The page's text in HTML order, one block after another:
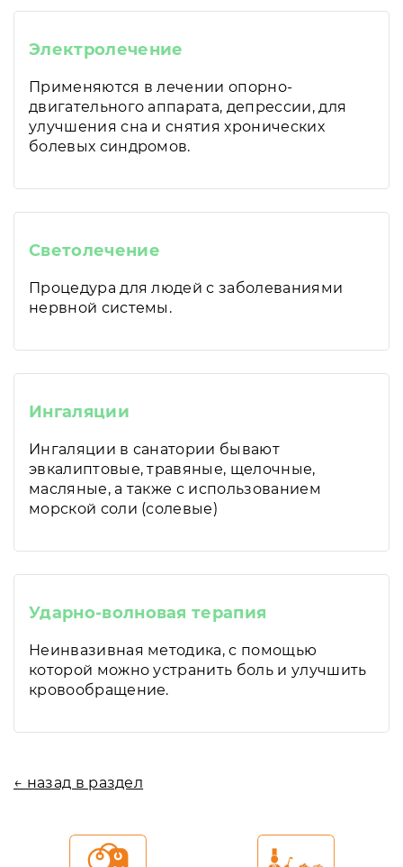
Электролечение
Применяются в лечении опорно-
двигательного аппарата, депрессии, для
улучшения сна и снятия хронических
болевых синдромов.
Светолечение
Процедура для людей с заболеваниями
нервной системы.
Ингаляции
Ингаляции в санатории бывают
эвкалиптовые, травяные, щелочные,
масляные, а также с использованием
морской соли (солевые)
Ударно-волновая терапия
Неинвазивная методика, с помощью
которой можно устранить боль и улучшить
кровообращение.
← назад в раздел